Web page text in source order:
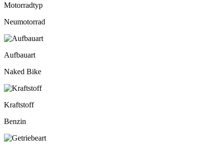
Motorradtyp
Neumotorrad
Aufbauart
Naked Bike
Kraftstoff
Benzin